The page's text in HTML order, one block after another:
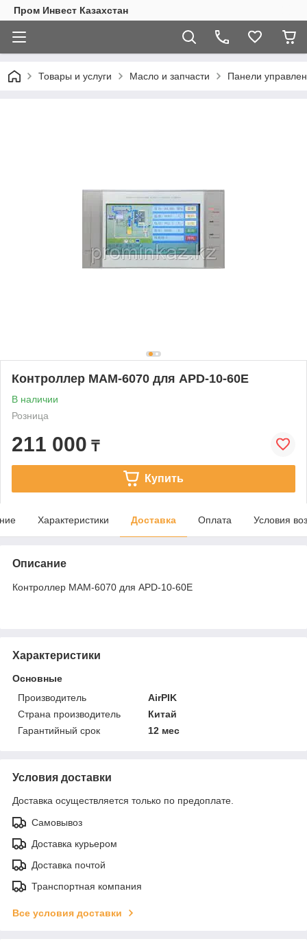
Пром Инвест Казахстан
Товары и услуги Масло и запчасти Панели
Контроллер MAM-6070 для APD-10-60E
В наличии
Розница
211 000 ₸
Купить
Характеристики Доставка Оплата Условия
Описание
Контроллер MAM-6070 для APD-10-60E
Характеристики
Основные
Производитель
AirPIK
Страна производитель
Китай
Гарантийный срок
12 мес
Условия доставки
Доставка осуществляется только по предоплате.
Самовывоз
Доставка курьером
Доставка почтой
Транспортная компания
Все условия доставки